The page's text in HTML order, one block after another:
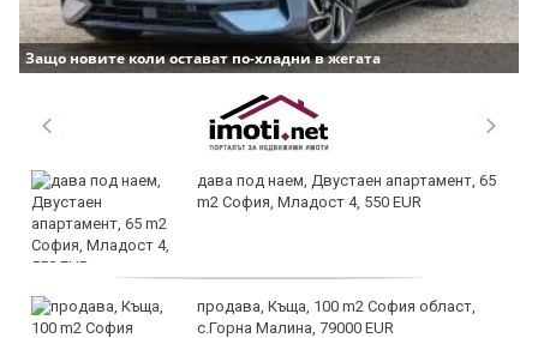
Защо новите коли остават по-хладни в жегата
дава под наем, Двустаен апартамент, 65
m2 София, Младост 4, 550 EUR
продава, Къща, 100 m2 София област,
с.Горна Малина, 79000 EUR